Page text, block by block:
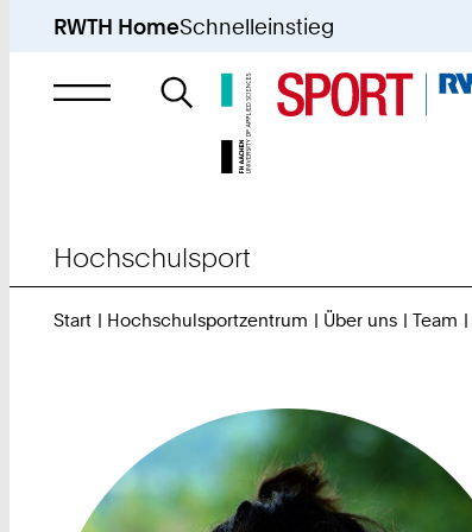
RWTH HomeSchnelleinstieg
Suche
nach
Hochschulsport
Start Hochschulsportzentrum Über uns Team